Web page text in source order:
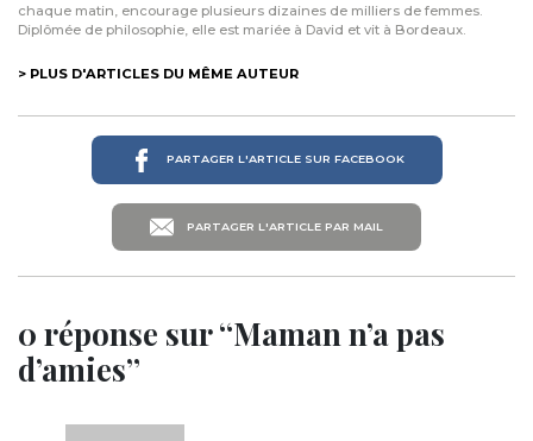
chaque matin, encourage plusieurs dizaines de milliers de femmes.
Diplômée de philosophie, elle est mariée à David et vit à Bordeaux.
> PLUS D'ARTICLES DU MÊME AUTEUR
PARTAGER L'ARTICLE SUR FACEBOOK
PARTAGER L'ARTICLE PAR MAIL
0 réponse sur “Maman n’a pas
d’amies”